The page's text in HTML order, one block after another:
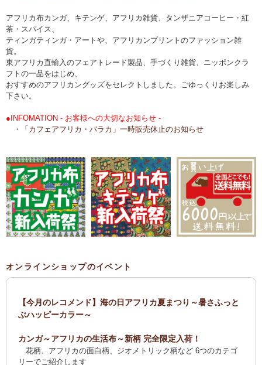
アフリカ布カンガ、キテンゲ、アフリカ雑貨、タンザニアコーヒー・紅
茶・スパイス、
ティンガティンガ・アートや、アフリカンプリントのファッション雑
貨。
東アフリカ直輸入のフェアトレード製品、手づくり雑貨、ニッポンクラ
フトの一品をはじめ、
おすすめのアフリカングッズをセレクトしました。ごゆっくりお楽しみ
下さい。
●INFOMATION - お客様への大切なお知らせ -
・「カフェアフリカ・バラカ」一時販売休止のお知らせ
オンラインショップのイベント
【今月のレコメンド】海の日アフリカ夏まつり～暑さふっと
ぶハッピーカラー～
カンガ～アフリカの生活布～新柄 完全限定入荷！
花柄、アフリカの面白柄、ジオメトリック柄など 6つのカテゴ
リーでご紹介します